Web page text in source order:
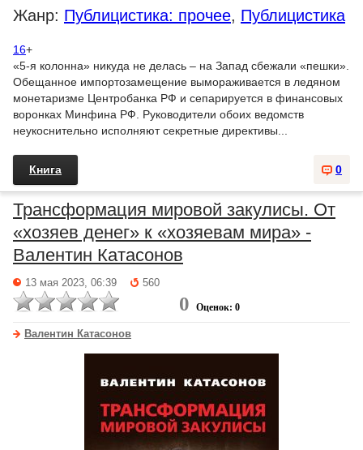
Жанр: Публицистика: прочее, Публицистика
16+
«5-я колонна» никуда не делась – на Запад сбежали «пешки».
Обещанное импортозамещение вымораживается в ледяном
монетаризме Центробанка РФ и сепарируется в финансовых
воронках Минфина РФ. Руководители обоих ведомств
неукоснительно исполняют секретные директивы...
0
Книга
Трансформация мировой закулисы. От
«хозяев денег» к «хозяевам мира» -
Валентин Катасонов
13 мая 2023, 06:39 560
0 Оценок: 0
Валентин Катасонов